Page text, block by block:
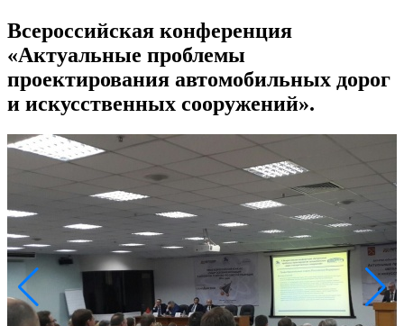
Всероссийская конференция
«Актуальные проблемы
проектирования автомобильных дорог
и искусственных сооружений».